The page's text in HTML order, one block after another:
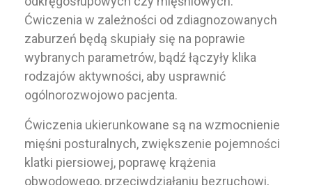
Ćwiczenia w zależności od zdiagnozowanych
zaburzeń będą skupiały się na poprawie
wybranych parametrów, bądź łączyły klika
rodzajów aktywności, aby usprawnić
ogólnorozwojowo pacjenta.
Ćwiczenia ukierunkowane są na wzmocnienie
mięśni posturalnych, zwiększenie pojemności
klatki piersiowej, poprawę krążenia
obwodowego, przeciwdziałaniu bezruchowi,